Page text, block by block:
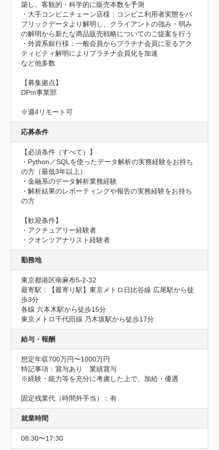
築し、客観的・科学的に販売本数を予測
・大手コンビニチェーン店様：コンビニ利用者実態をパ
ブリックデータより解明し、クライアントの強み・弱み
の解明から新たな商品販売戦略についてのご提案を行う
・外資系銀行様：一般会員からプラチナ会員に至るアク
ティビティ解明によりプラチナ会員化を加速
など他多数
【募集拠点】
DPm事業部
※週4リモート可
応募条件
【必須条件（すべて）】
・Python／SQLを使ったデータ解析の実務経験をお持ち
の方（最低3年以上）
・金融系のデータ解析業務経験
・解析結果のレポーティングや報告の実務経験をお持ち
の方
【歓迎条件】
・アクチュアリー経験者
・クオンツアナリスト経験者
勤務地
東京都港区南麻布5-2-32
最寄駅：【最寄り駅】東京メトロ日比谷線 広尾駅から徒
歩3分
各線 六本木駅から徒歩15分
東京メトロ千代田線 乃木坂駅から徒歩17分
給与・報酬
想定年収700万円〜1000万円
特記事項：賞与あり　業績賞与
※経験・能力等を充分に考慮した上で、加給・優遇
固定残業代（時間外手当）：有
就業時間
08:30〜17:30